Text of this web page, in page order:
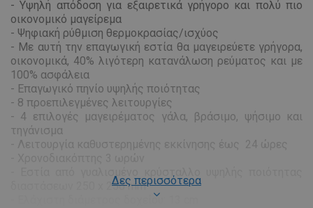
- Υψηλή απόδοση για εξαιρετικά γρήγορο και πολύ πιο
οικονομικό μαγείρεμα
- Ψηφιακή ρύθμιση θερμοκρασίας/ισχύος
- Με αυτή την επαγωγική εστία θα μαγειρεύετε γρήγορα,
οικονομικά, 40% λιγότερη κατανάλωση ρεύματος και με
100% ασφάλεια
- Επαγωγικό πηνίο υψηλής ποιότητας
- 8 προεπιλεγμένες λειτουργίες
- 4 επιλογές μαγειρέματος
γάλα, βράσιμο, ψήσιμο και
τηγάνισμα
Λειτουργία καθυστερημένης εκκίνησης έως 24 ώρες
Εστία από γυαλισμένο κρύσταλλο υψηλής ποιότητας
διαστάσεων 250 x 250 mm
- Ελάχιστη διάμετρος δοχείου: 13 cm
Δες περισσότερα